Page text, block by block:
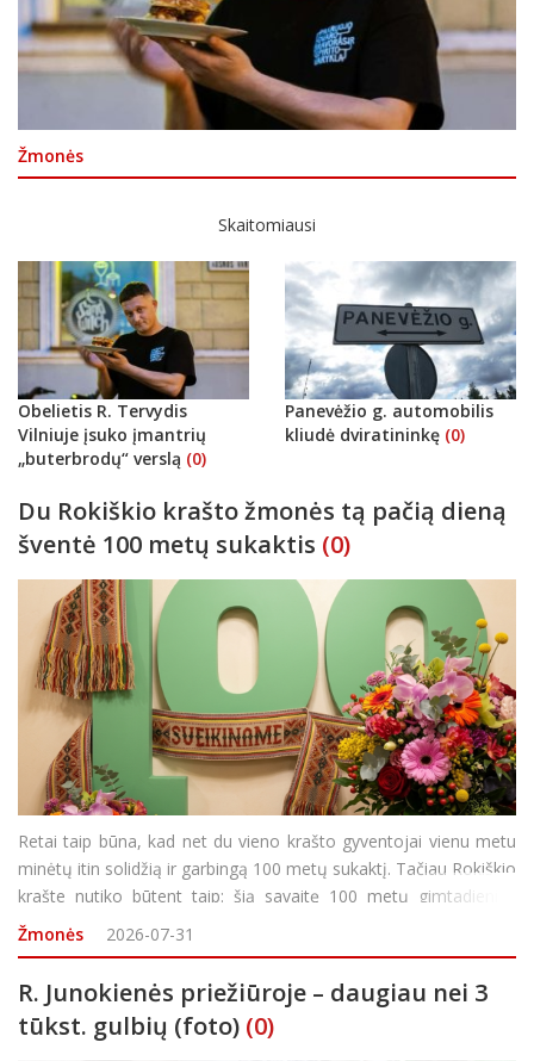
Žmonės
Skaitomiausi
Obelietis R. Tervydis
Vilniuje įsuko įmantrių
„buterbrodų“ verslą (0)
Panevėžio g. automobilis
kliudė dviratininkę (0)
Du Rokiškio krašto žmonės tą pačią dieną
šventė 100 metų sukaktis (0)
Retai taip būna, kad net du vieno krašto gyventojai vienu metu
minėtų itin solidžią ir garbingą 100 metų sukaktį. Tačiau Rokiškio
krašte nutiko būtent taip: šią savaitę 100 metų gimtadienius
šventė Anelė Ona Marcinkevičienė ir Albinas Kazulėnas. Pastarąjį
roki&sca
Žmonės 2026-07-31
R. Junokienės priežiūroje – daugiau nei 3
tūkst. gulbių (foto) (0)